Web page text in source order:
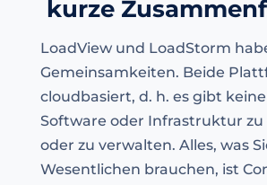
kurze
LoadView und LoadStorm
Gemeinsamkeiten. Beide
cloudbasiert, d. h. es gibt
Software oder Infrastruktur
oder zu verwalten. Alles, was
Wesentlichen brauchen, ist